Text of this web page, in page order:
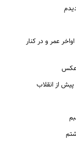
عمر و در کنار
عکس
از انقلاب